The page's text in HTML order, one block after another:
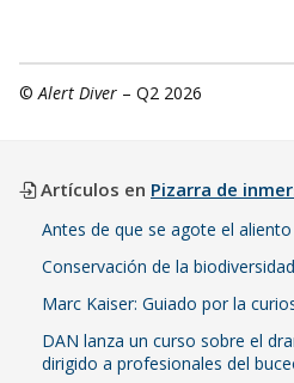
©Alert Diver – Q2 2026
Artículos en Pizarra de
Antes de que se agote el aliento
Conservación de la
Marc Kaiser: Guiado por la
DAN lanza un curso sobre el
dirigido a profesionales del